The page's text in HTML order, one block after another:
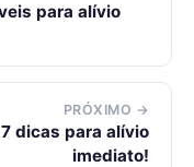
para alívio
PRÓXIMO →
dicas para alívio
imediato!